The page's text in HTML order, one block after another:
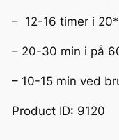
– 12-16 timer i
– 20-30 min i på
– 10-15 min ved
Product ID: 9120